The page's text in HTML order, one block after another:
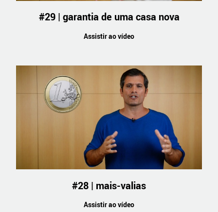
#29 | garantia de uma casa nova
Assistir ao vídeo
#28 | mais-valias
Assistir ao vídeo